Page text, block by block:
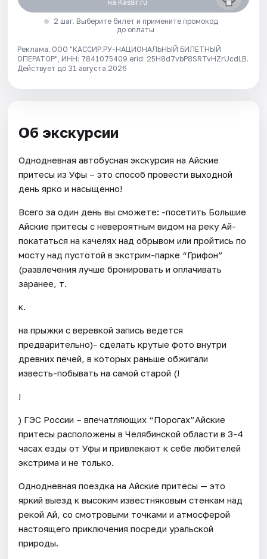
на Kassir.ru
2 шаг. Выберите билет и примените промокод
до оплаты
Реклама. ООО "КАССИР.РУ-НАЦИОНАЛЬНЫЙ БИЛЕТНЫЙ
ОПЕРАТОР", ИНН: 7841075409 erid: 25H8d7vbP8SRTvHZrUcdLB.
Действует до 31 августа 2026
Об экскурсии
Однодневная автобусная экскурсия на Айские
притесы из Уфы – это способ провести выходной
день ярко и насыщенно!
Всего за один день вы сможете: -посетить Большие
Айские притесы с невероятным видом на реку Ай-
покататься на качелях над обрывом или пройтись по
мосту над пустотой в экстрим-парке “Грифон”
(развлечения лучше бронировать и оплачивать
заранее, т.
к.
на прыжки с веревкой запись ведется
предварительно)- сделать крутые фото внутри
древних печей, в которых раньше обжигали
известь-побывать на самой старой (!
!
) ГЭС России – впечатляющих “Порогах”Айские
притесы расположены в Челябинской области в 3-4
часах езды от Уфы и привлекают к себе любителей
экстрима и не только.
Однодневная поездка на Айские притесы — это
яркий выезд к высоким известняковым стенкам над
рекой Ай, со смотровыми точками и атмосферой
настоящего приключения посреди уральской
природы.